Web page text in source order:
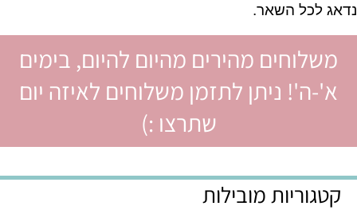
נדאג לכל השאר.
משלוחים מהירים מהיום להיום, בימים
א'-ה'! ניתן לתזמן משלוחים לאיזה יום
שתרצו :)
קטגוריות מובילות